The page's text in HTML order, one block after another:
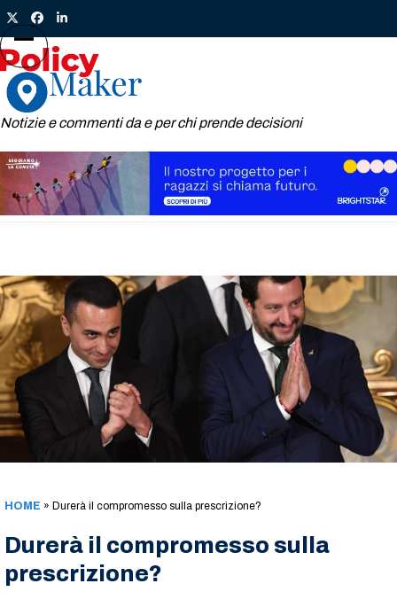
Skip
to
content
TwitterFacebook
LinkedIn
Notizie e commenti da e per chi prende decisioni
Open
mobile
menu
Close
mobile
menu
HOME » Durerà il compromesso sulla prescrizione?
Durerà il compromesso sulla
prescrizione?